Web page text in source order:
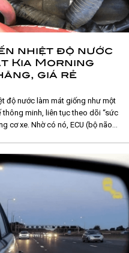
nhiệt độ nước
Kia Morning
giá rẻ
độ nước làm mát giống như một
thông minh, liên tục theo dõi “sức
cơ xe. Nhờ có nó, ECU (bộ não